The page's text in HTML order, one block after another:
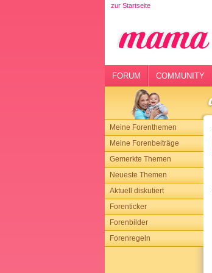
zur Startseite
FORUM COMMUNITY
Meine Forenthemen
Meine Forenbeiträge
Gemerkte Themen
Neueste Themen
Aktuell diskutiert
Forenticker
Forenbilder
Forenregeln